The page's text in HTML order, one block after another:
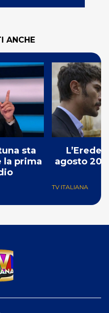
ANCHE
sta
la prima
agosto
TV ITALIANA